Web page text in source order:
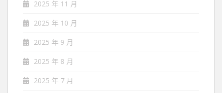
2025 年 11 月
2025 年 10 月
2025 年 9 月
2025 年 8 月
2025 年 7 月